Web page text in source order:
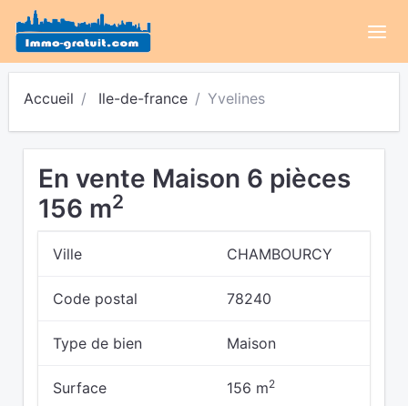
Accueil Ile-de-france Yvelines
En vente Maison 6 pièces
156 m2
Ville CHAMBOURCY
Code postal 78240
Type de bien Maison
Surface 156 m2